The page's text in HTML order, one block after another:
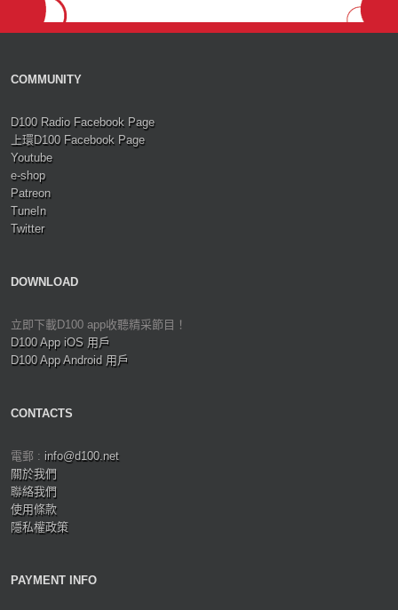
COMMUNITY
D100 Radio Facebook Page
上環D100 Facebook Page
Youtube
e-shop
Patreon
TuneIn
Twitter
DOWNLOAD
立即下載D100 app收聽精采節目！
D100 App iOS 用戶
D100 App Android 用戶
CONTACTS
電郵 : info@d100.net
關於我們
聯絡我們
使用條款
隱私權政策
PAYMENT INFO